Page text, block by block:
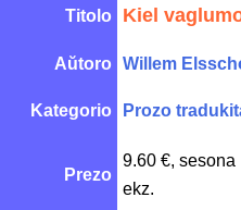
Titolo Kiel
Aŭtoro Willem
Kategorio Prozo
Prezo
9.60 €, sesona
ekz.